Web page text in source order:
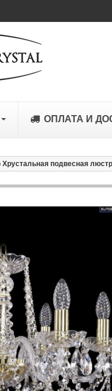
ОПЛАТА И
Хрустальная подвесная